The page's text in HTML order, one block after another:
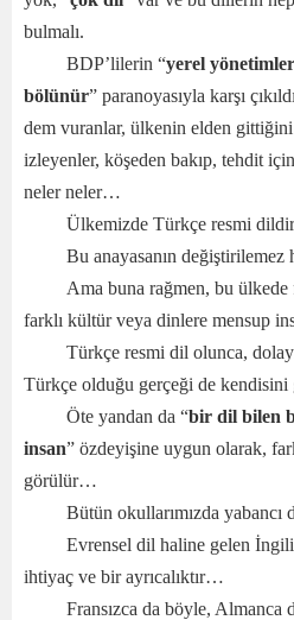
bulmalı.
BDP’lilerin “yerel
bölünür” paranoyasıyla karşı
dem vuranlar, ülkenin elden
izleyenler, köşeden bakıp, tehdit
neler neler…
Ülkemizde Türkçe resmi
Bu anayasanın
Ama buna rağmen, bu
farklı kültür veya dinlere mensup
Türkçe resmi dil olunca,
Türkçe olduğu gerçeği de
Öte yandan da “bir dil bilen
insan” özdeyişine uygun olarak,
görülür…
Bütün okullarımızda
Evrensel dil haline gelen
ihtiyaç ve bir ayrıcalıktır…
Fransızca da böyle, Almanca